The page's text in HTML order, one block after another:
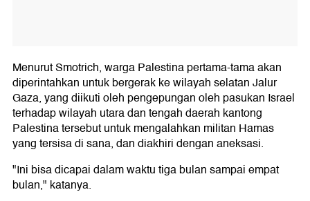
Menurut Smotrich, warga Palestina pertama-tama akan
diperintahkan untuk bergerak ke wilayah selatan Jalur
Gaza, yang diikuti oleh pengepungan oleh pasukan Israel
terhadap wilayah utara dan tengah daerah kantong
Palestina tersebut untuk mengalahkan militan Hamas
yang tersisa di sana, dan diakhiri dengan aneksasi.
"Ini bisa dicapai dalam waktu tiga bulan sampai empat
bulan," katanya.